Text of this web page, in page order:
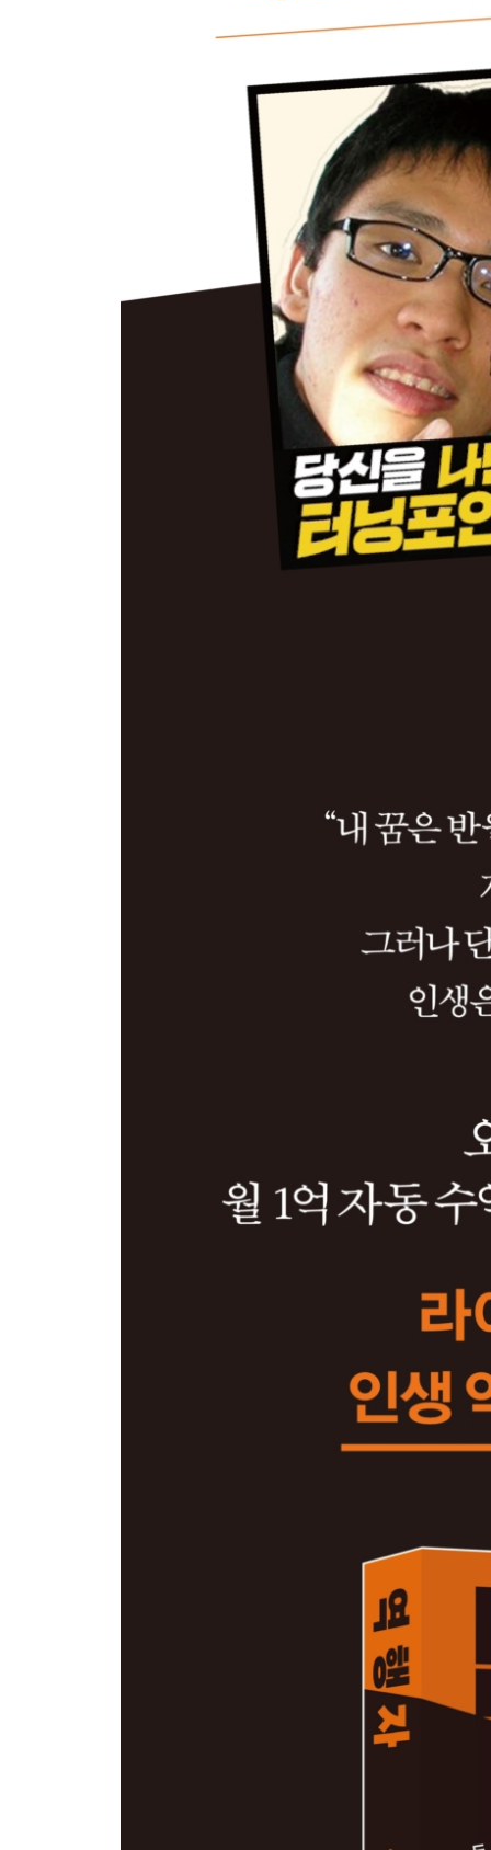
메타인지_ 주관적인 판단은 순리자들의 전유물이다
CHAPTER7 역행자 6단계_ 경제적 자유를 얻는 구
돈을 버는 근본 원리
경제적 자유라는 성을 함락시키는 방법
당신이 직장인이든 백수든 열아홉이든 쉰이든
경제적 자유를 위한 5가지 공부법
젊은 부자들은 어떻게 공부했을까
경제적 자유로 가는 알고리즘 설계
CHAPTER8 역행자 7단계_ 역행자의 쳇바퀴
에필로그 역행자가 되어 완벽한 자유를 누려라
부록 곧바로 돈 버는 무자본 창업 아이템